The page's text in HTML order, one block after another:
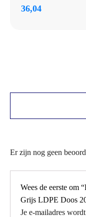
36,04
Er zijn nog geen
Wees de eerste om
Grijs LDPE Doos
Je e-mailadres